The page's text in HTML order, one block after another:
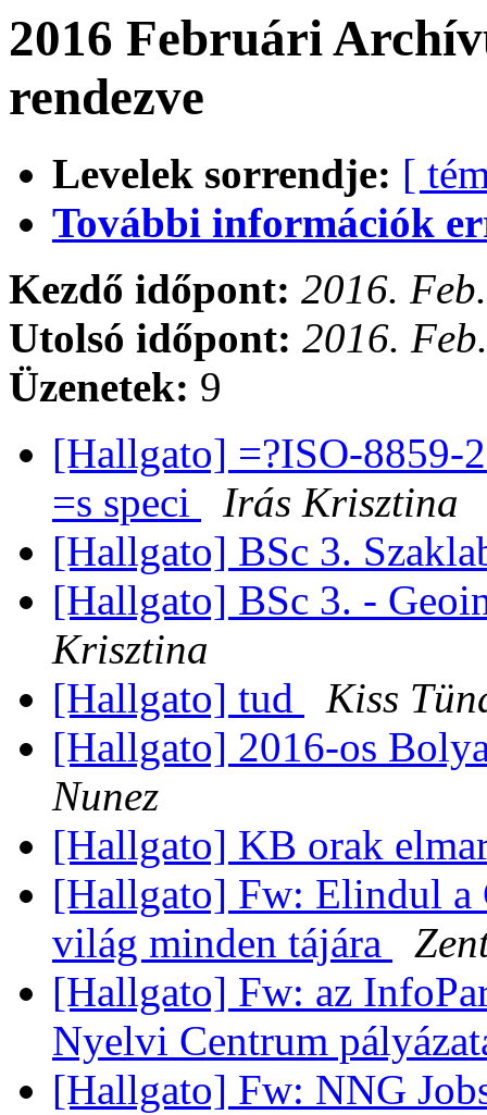
2016 Februári
rendezve
Levelek sorrendje: [
További információk
Kezdő időpont: 2016.
Utolsó időpont: 2016.
Üzenetek: 9
[Hallgato] =?ISO-8859-
=s speci
Irás Krisztina
[Hallgato] BSc 3.
[Hallgato] BSc 3. -
Krisztina
[Hallgato] tud
Kiss
[Hallgato] 2016-os
Nunez
[Hallgato] KB orak
[Hallgato] Fw: Elindul a
világ minden tájára
[Hallgato] Fw: az
Nyelvi Centrum
[Hallgato] Fw: NNG